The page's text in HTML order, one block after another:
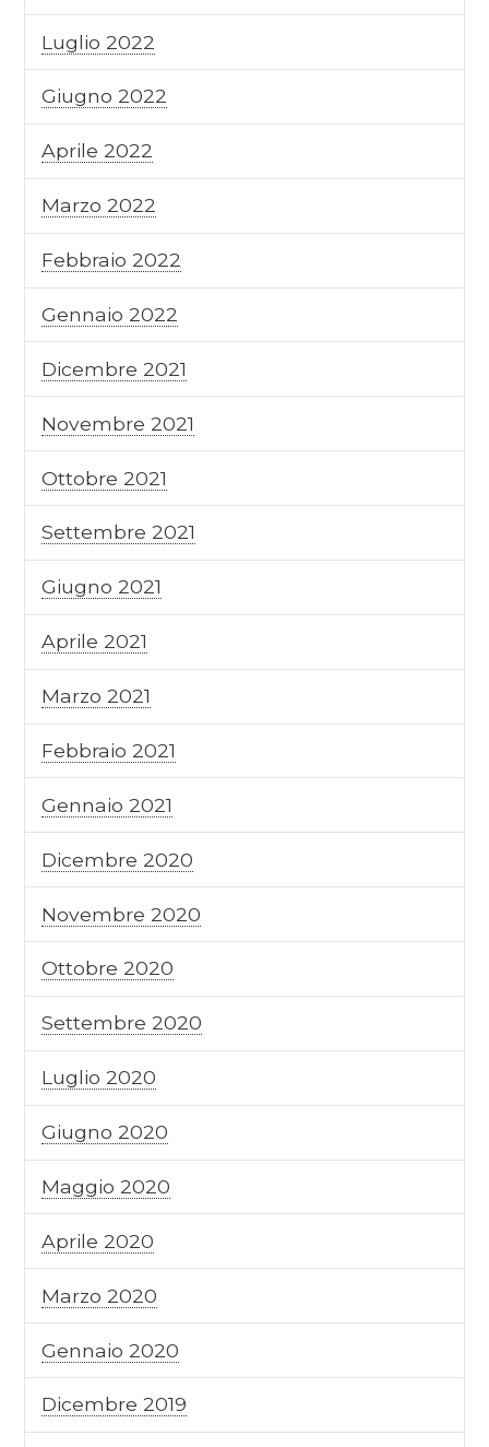
Luglio 2022
Giugno 2022
Aprile 2022
Marzo 2022
Febbraio 2022
Gennaio 2022
Dicembre 2021
Novembre 2021
Ottobre 2021
Settembre 2021
Giugno 2021
Aprile 2021
Marzo 2021
Febbraio 2021
Gennaio 2021
Dicembre 2020
Novembre 2020
Ottobre 2020
Settembre 2020
Luglio 2020
Giugno 2020
Maggio 2020
Aprile 2020
Marzo 2020
Gennaio 2020
Dicembre 2019